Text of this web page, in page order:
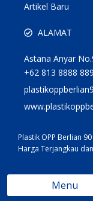
Artikel Baru
ALAMAT
Astana Anyar
+62 813 8888
Plastik OPP Berlian
Harga Terjangkau
Menu